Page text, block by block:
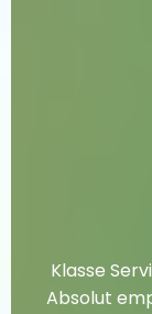
Klasse
Absolut